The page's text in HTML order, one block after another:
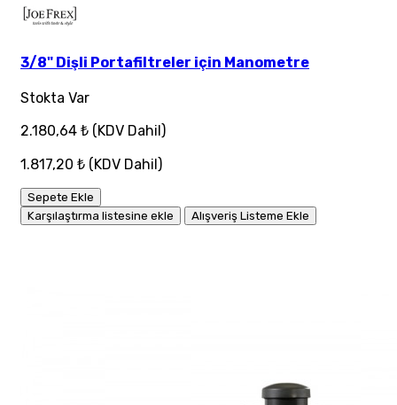
3/8" Dişli Portafiltreler için Manometre
Stokta Var
2.180,64 ₺ (KDV Dahil)
1.817,20 ₺ (KDV Dahil)
Sepete Ekle
Karşılaştırma listesine ekle
Alışveriş Listeme Ekle